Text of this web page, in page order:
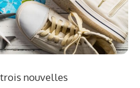
nouvelles